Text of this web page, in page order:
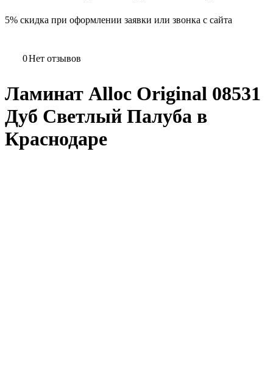
5% скидка при оформлении заявки или звонка с сайта
0Нет отзывов
Ламинат Alloc Original 08531
Дуб Светлый Палуба в
Краснодаре